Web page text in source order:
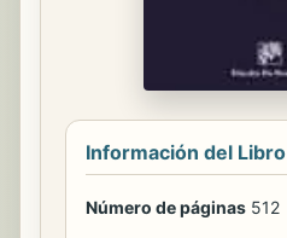
Información del Libro
Número de páginas 512